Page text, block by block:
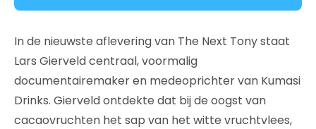
In de nieuwste aflevering van The Next Tony staat
Lars Gierveld centraal, voormalig
documentairemaker en medeoprichter van Kumasi
Drinks. Gierveld ontdekte dat bij de oogst van
cacaovruchten het sap van het witte vruchtvlees,